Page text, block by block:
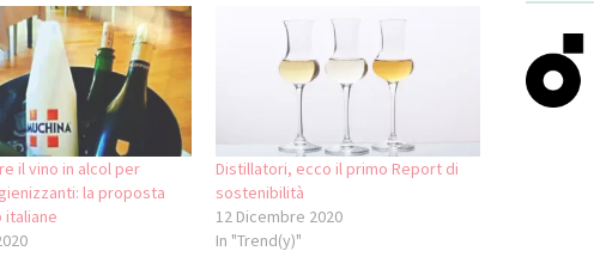
il vino in alcol per
la proposta
italiane
Distillatori, ecco il primo Report di
sostenibilità
12 Dicembre 2020
In "Trend(y)"